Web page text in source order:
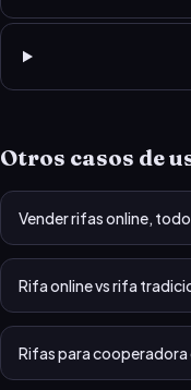
Otros casos de
Vender rifas online,
Rifa online vs rifa
Rifas para cooperadora